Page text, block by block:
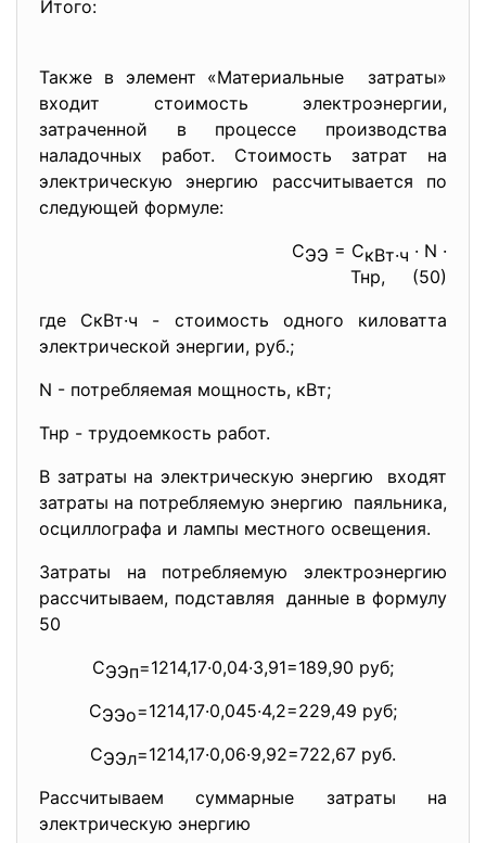
Итого:
Также в элемент «Материальные затраты»
входит стоимость электроэнергии,
затраченной в процессе производства
наладочных работ. Стоимость затрат на
электрическую энергию рассчитывается по
следующей формуле:
СЭЭ = СкВт·ч · N ·
Тнр, (50)
где СкВт·ч - стоимость одного киловатта
электрической энергии, руб.;
N - потребляемая мощность, кВт;
Тнр - трудоемкость работ.
В затраты на электрическую энергию входят
затраты на потребляемую энергию паяльника,
осциллографа и лампы местного освещения.
Затраты на потребляемую электроэнергию
рассчитываем, подставляя данные в формулу
50
СЭЭп=1214,17·0,04·3,91=189,90 руб;
СЭЭо=1214,17·0,045·4,2=229,49 руб;
СЭЭл=1214,17·0,06·9,92=722,67 руб.
Рассчитываем суммарные затраты на
электрическую энергию